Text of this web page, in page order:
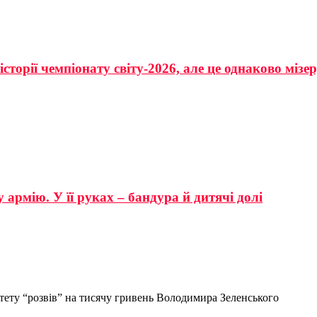
чемпіонату світу-2026, але це однаково
армію. У її руках – бандура й дитячі долі
“розвів” на тисячу гривень Володимира Зеленського